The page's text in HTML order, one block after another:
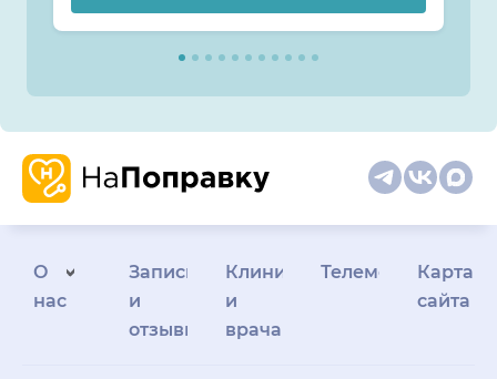
О
нас
Запись
и
отзывы
Клиникам
и
врачам
Телемедицина
Карта
сайта